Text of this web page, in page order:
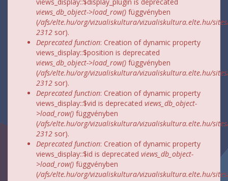
views_db_object->load_row() függvényben
(/afs/elte.hu/org/vizualiskultura/vizualiskultura.elte.hu/
2312 sor).
Deprecated function: Creation of dynamic property
views_display::$position is deprecated
views_db_object->load_row() függvényben
(/afs/elte.hu/org/vizualiskultura/vizualiskultura.elte.hu/
2312 sor).
Deprecated function: Creation of dynamic property
views_display::$vid is deprecated views_db_object-
>load_row() függvényben
(/afs/elte.hu/org/vizualiskultura/vizualiskultura.elte.hu/
2312 sor).
Deprecated function: Creation of dynamic property
views_display::$id is deprecated views_db_object-
>load_row() függvényben
(/afs/elte.hu/org/vizualiskultura/vizualiskultura.elte.hu/